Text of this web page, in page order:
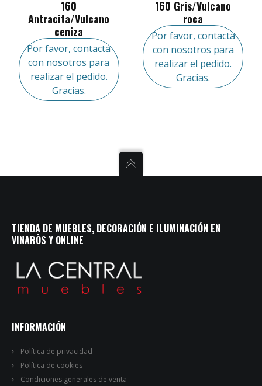
160
Antracita/Vulcano
ceniza
Por favor, contacta
con nosotros para
realizar el pedido.
Gracias.
160 Gris/Vulcano
roca
Por favor, contacta
con nosotros para
realizar el pedido.
Gracias.
TIENDA DE MUEBLES, DECORACIÓN E ILUMINACIÓN EN
VINARÒS Y ONLINE
INFORMACIÓN
Política de privacidad
Política de cookies
Condiciones generales de venta